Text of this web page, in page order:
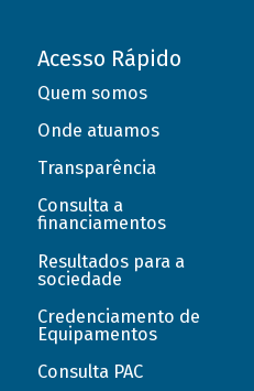
Acesso Rápido
Quem somos
Onde atuamos
Transparência
Consulta a
financiamentos
Resultados para a
sociedade
Credenciamento de
Equipamentos
Consulta PAC